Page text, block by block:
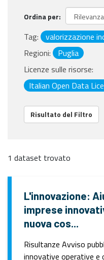
Ordina per
Tag:
valorizzazione
Regioni:
Puglia
Licenze sulle risorse:
Italian Open Data
Risultato del Filtro
1 dataset trovato
L'innovazione:
imprese
nuova cos...
Risultanze Avviso
innovative operative e